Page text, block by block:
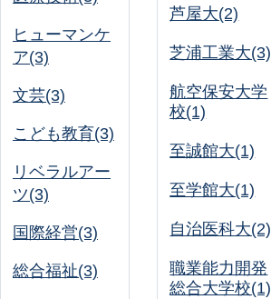
ヒューマンケ
ア(3)
文芸(3)
こども教育(3)
リベラルアー
ツ(3)
国際経営(3)
総合福祉(3)
芦屋大(2)
芝浦工業大(3)
航空保安大学
校(1)
至誠館大(1)
至学館大(1)
自治医科大(2)
職業能力開発
総合大学校(1)